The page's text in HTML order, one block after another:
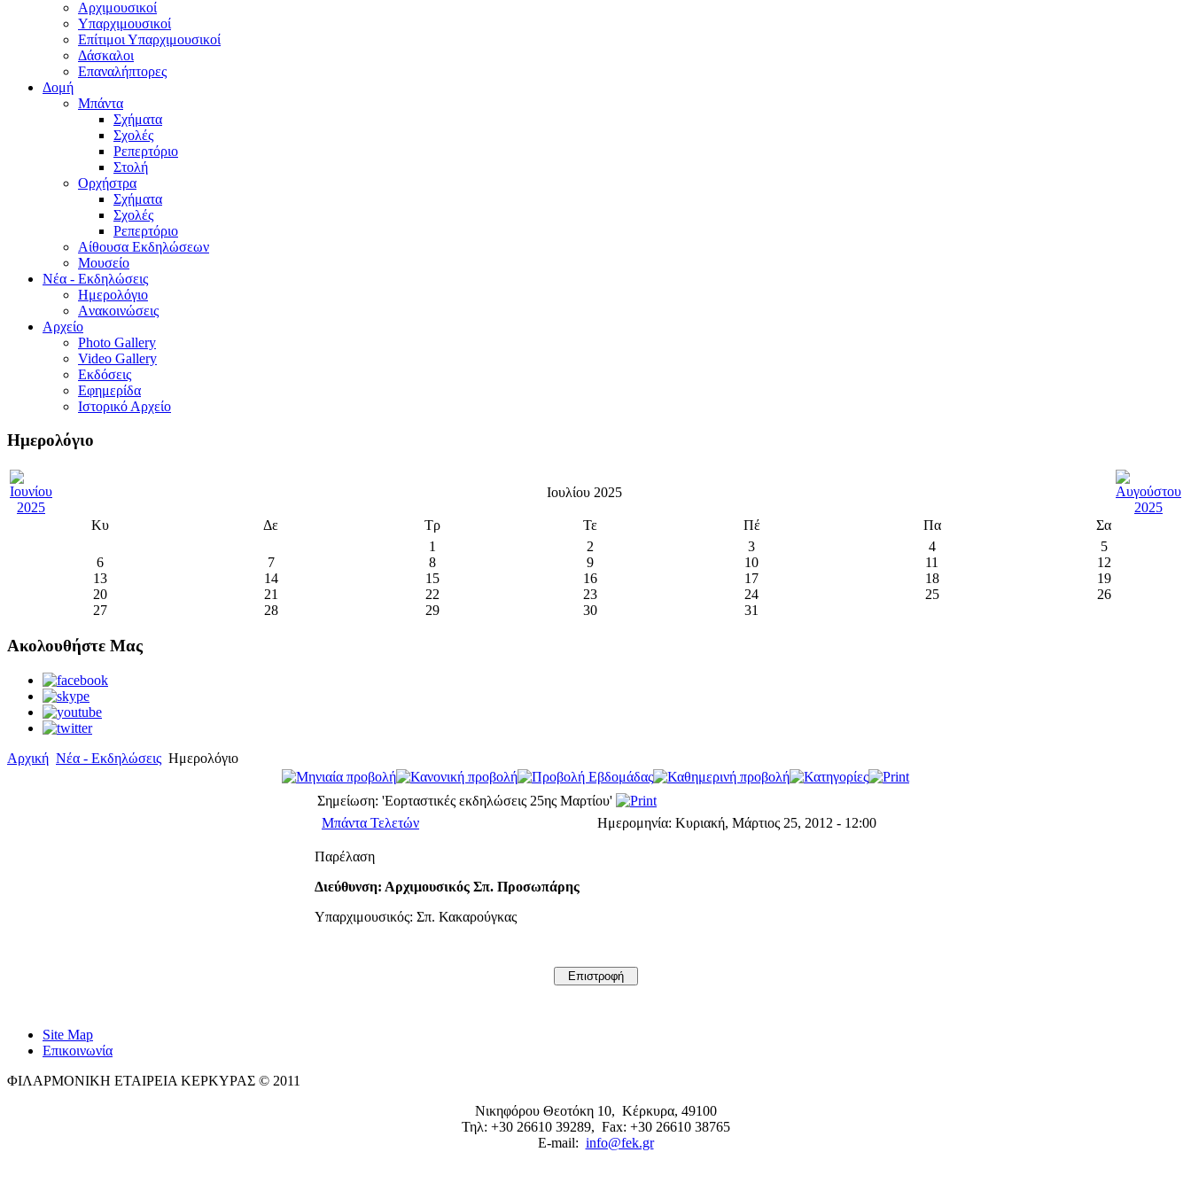
Aρχιμουσικοί
Υπαρχιμουσικοί
Επίτιμοι Υπαρχιμουσικοί
Δάσκαλοι
Επαναλήπτορες
Δομή
Μπάντα
Σχήματα
Σχολές
Ρεπερτόριο
Στολή
Ορχήστρα
Σχήματα
Σχολές
Ρεπερτόριο
Aίθουσα Εκδηλώσεων
Μουσείο
Νέα - Εκδηλώσεις
Ημερολόγιο
Aνακοινώσεις
Αρχείο
Photo Gallery
Video Gallery
Εκδόσεις
Εφημερίδα
Ιστορικό Αρχείο
Ημερολόγιο
Ιουλίου 2025
Κυ Δε Τρ Τε Πέ Πα
Σα
1
2 3 4
5
6
7 8 9 10 11
12
13
14 15 16 17 18
19
20
21 22 23 24 25
26
27
28 29 30 31
Ακολουθήστε Μας
Αρχική Νέα - Εκδηλώσεις Ημερολόγιο
Σημείωση: 'Εορταστικές εκδηλώσεις 25ης Μαρτίου'
Μπάντα Τελετών
Ημερομηνία: Κυριακή, Μάρτιος 25, 2012 - 12:00
Παρέλαση
Διεύθυνση: Αρχιμουσικός Σπ. Προσωπάρης
Υπαρχιμουσικός: Σπ. Κακαρούγκας
Site Map
Επικοινωνία
ΦΙΛΑΡΜΟΝΙΚΗ ΕΤΑΙΡΕΙΑ ΚΕΡΚΥΡΑΣ © 2011
Νικηφόρου Θεοτόκη 10, Κέρκυρα, 49100
Τηλ: +30 26610 39289, Fax: +30 26610 38765
E-mail: info@fek.gr